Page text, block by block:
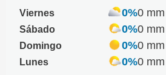
Viernes 0%0 mm
Sábado
0%0 mm
Domingo
0%0 mm
Lunes
0%0 mm